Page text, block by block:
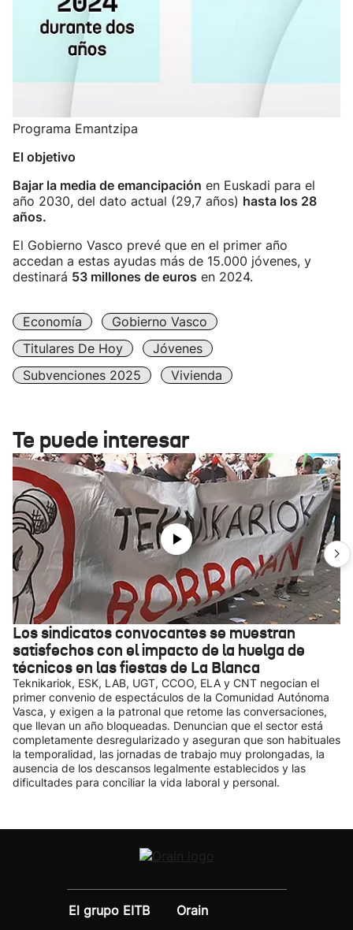
Programa Emantzipa
El objetivo
Bajar la media de emancipación en Euskadi para el
año 2030, del dato actual (29,7 años) hasta los 28
años.
El Gobierno Vasco prevé que en el primer año
accedan a estas ayudas más de 15.000 jóvenes, y
destinará 53 millones de euros en 2024.
Economía
Gobierno Vasco
Titulares De Hoy
Jóvenes
Subvenciones 2025
Vivienda
Te puede interesar
Los sindicatos convocantes se muestran
satisfechos con el impacto de la huelga de
técnicos en las fiestas de La Blanca
Teknikariok, ESK, LAB, UGT, CCOO, ELA y CNT negocian el
primer convenio de espectáculos de la Comunidad Autónoma
Vasca, y exigen a la patronal que retome las conversaciones,
que llevan un año bloqueadas. Denuncian que el sector está
completamente desregularizado y aseguran que son habituales
la temporalidad, las jornadas de trabajo muy prolongadas, la
ausencia de los descansos legalmente establecidos y las
dificultades para conciliar la vida laboral y personal.
El grupo EITB
Orain